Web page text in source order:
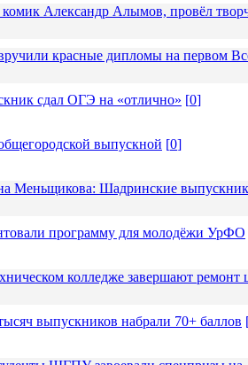
Александр Алымов, провёл
красные дипломы на первом
сдал ОГЭ на «отлично» [0]
выпускной [0]
Меньщикова: Шадринские
программу для молодёжи УрФО
колледже завершают ремонт
выпускников набрали 70+ баллов